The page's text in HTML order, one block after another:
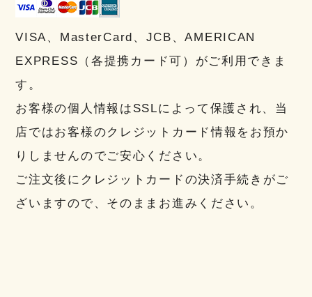
VISA、MasterCard、JCB、AMERICAN
EXPRESS（各提携カード可）がご利用できま
す。
お客様の個人情報はSSLによって保護され、当
店ではお客様のクレジットカード情報をお預か
りしませんのでご安心ください。
ご注文後にクレジットカードの決済手続きがご
ざいますので、そのままお進みください。